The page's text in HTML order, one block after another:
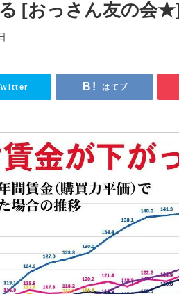
[おっさん友の会★]
はてブ